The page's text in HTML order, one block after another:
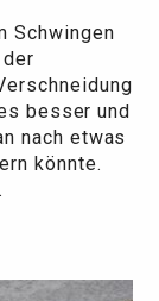
Schwingen
besser und
nach etwas
könnte.